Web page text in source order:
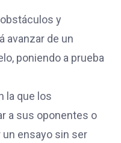
y
avanzar de un
poniendo a prueba
la que los
a sus oponentes o
un ensayo sin ser